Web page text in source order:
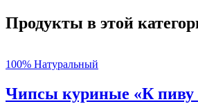
Продукты в этой
100% Натуральный
Чипсы куриные «К пиву